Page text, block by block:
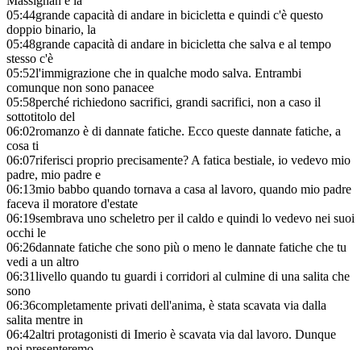
05:44grande capacità di andare in bicicletta e quindi c'è questo
doppio binario, la
05:48grande capacità di andare in bicicletta che salva e al tempo
stesso c'è
05:52l'immigrazione che in qualche modo salva. Entrambi
comunque non sono panacee
05:58perché richiedono sacrifici, grandi sacrifici, non a caso il
sottotitolo del
06:02romanzo è di dannate fatiche. Ecco queste dannate fatiche, a
cosa ti
06:07riferisci proprio precisamente? A fatica bestiale, io vedevo mio
padre, mio padre e
06:13mio babbo quando tornava a casa al lavoro, quando mio padre
faceva il moratore d'estate
06:19sembrava uno scheletro per il caldo e quindi lo vedevo nei suoi
occhi le
06:26dannate fatiche che sono più o meno le dannate fatiche che tu
vedi a un altro
06:31livello quando tu guardi i corridori al culmine di una salita che
sono
06:36completamente privati dell'anima, è stata scavata via dalla
salita mentre in
06:42altri protagonisti di Imerio è scavata via dal lavoro. Dunque